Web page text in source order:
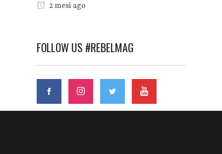
2 mesi ago
FOLLOW US #REBELMAG